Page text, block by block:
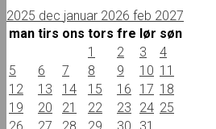
2025 dec januar 2026 feb 2027
man tirs ons tors fre lør søn
1
2 3
4
5
6 7 8 9 10 11
12
13 14 15 16 17 18
19
20 21 22 23 24 25